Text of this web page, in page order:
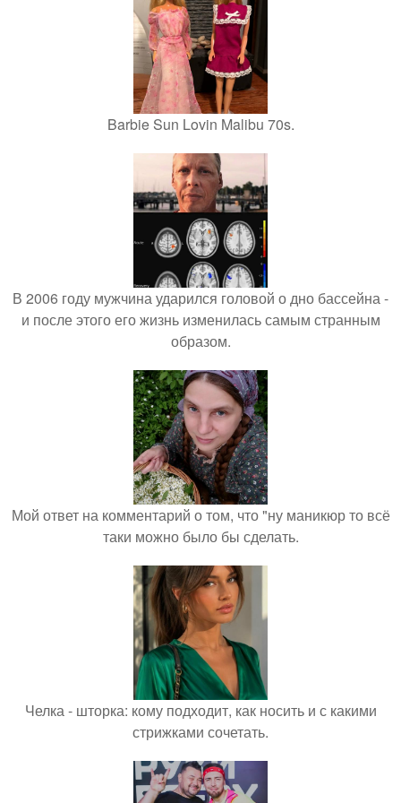
Barbie Sun Lovin Malibu 70s.
В 2006 году мужчина ударился головой о дно бассейна -
и после этого его жизнь изменилась самым странным
образом.
Мой ответ на комментарий о том, что "ну маникюр то всё
таки можно было бы сделать.
Челка - шторка: кому подходит, как носить и с какими
стрижками сочетать.